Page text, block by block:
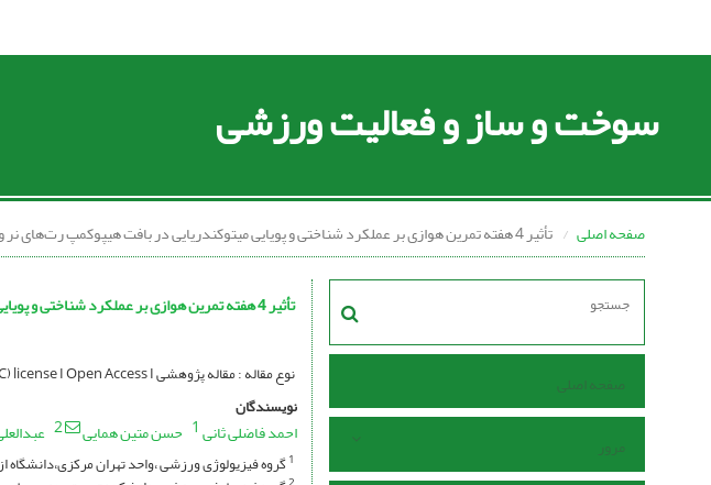
سوخت و ساز و فعالیت ورزشی
صفحه اصلی تأثیر 4 هفته تمرین هوازی بر عملکرد شناختی و پویایی میتوکندریایی در بافت هیپوکمپ رت‌های نر ویستار مبتلا به بیماری آلزایمر
صفحه اصلی
مرور
تأثیر 4 هفته تمرین هوازی بر عملکرد شناختی و پویایی میتوکندریایی در بافت هیپوکمپ رت‌های نر ویستار مبتلا به بیماری آلزایمر
نوع مقاله : مقاله پژوهشی Released under (CC BY-NC) license I Open Access I
نویسندگان
احمد فاضلی ثانی1 حسن متین همایی 2
1گروه فیزیولوژی ورزشی ،واحد تهران مرکزی،دانشگاه